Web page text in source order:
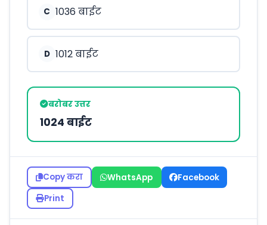
C 1036 बाईट
D 1012 बाईट
बरोबर उत्तर
1024 बाईट
Copy करा WhatsApp
Facebook
Print